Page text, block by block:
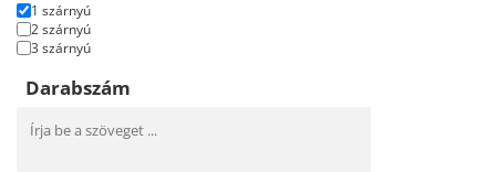
1 szárnyú
2 szárnyú
3 szárnyú
Darabszám